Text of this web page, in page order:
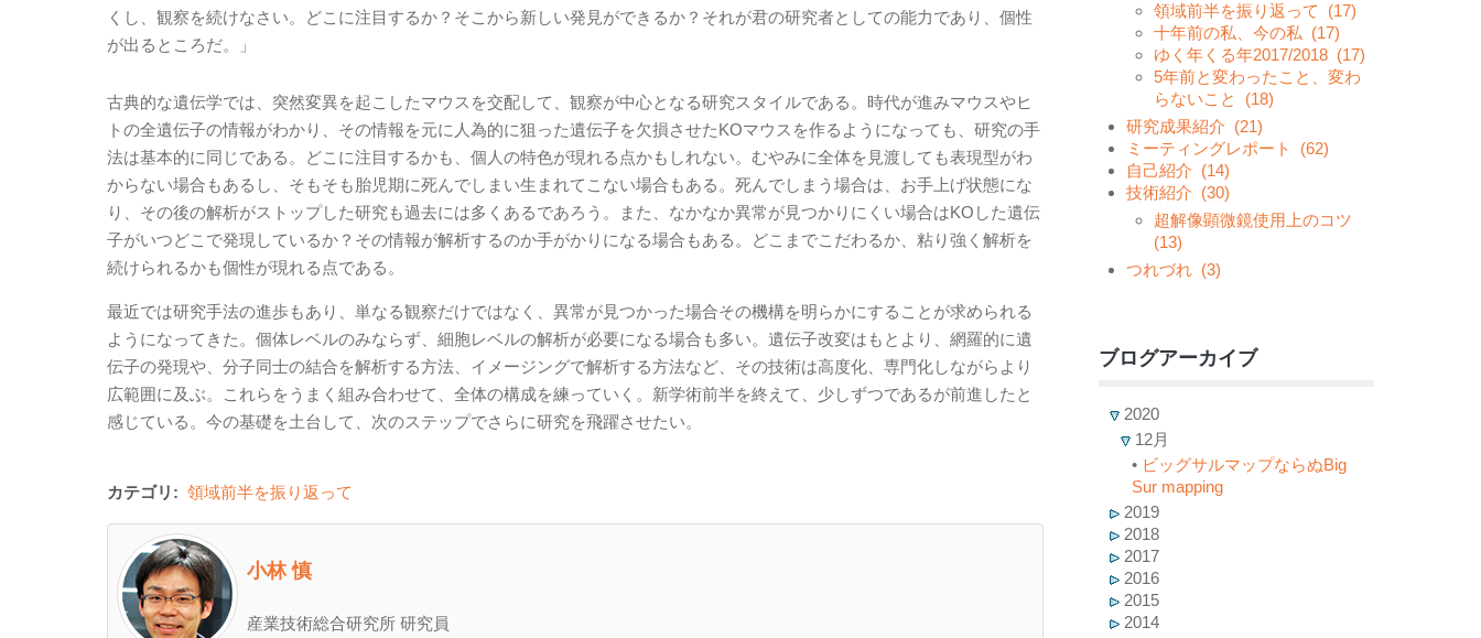
くし、観察を続けなさい。どこに注目するか？そこから新しい発見ができるか？それが君の研究者としての能力であり、個性
が出るところだ。」
古典的な遺伝学では、突然変異を起こしたマウスを交配して、観察が中心となる研究スタイルである。時代が進みマウスやヒ
トの全遺伝子の情報がわかり、その情報を元に人為的に狙った遺伝子を欠損させたKOマウスを作るようになっても、研究の手
法は基本的に同じである。どこに注目するかも、個人の特色が現れる点かもしれない。むやみに全体を見渡しても表現型がわ
からない場合もあるし、そもそも胎児期に死んでしまい生まれてこない場合もある。死んでしまう場合は、お手上げ状態にな
り、その後の解析がストップした研究も過去には多くあるであろう。また、なかなか異常が見つかりにくい場合はKOした遺伝
子がいつどこで発現しているか？その情報が解析するのか手がかりになる場合もある。どこまでこだわるか、粘り強く解析を
続けられるかも個性が現れる点である。
最近では研究手法の進歩もあり、単なる観察だけではなく、異常が見つかった場合その機構を明らかにすることが求められる
ようになってきた。個体レベルのみならず、細胞レベルの解析が必要になる場合も多い。遺伝子改変はもとより、網羅的に遺
伝子の発現や、分子同士の結合を解析する方法、イメージングで解析する方法など、その技術は高度化、専門化しながらより
広範囲に及ぶ。これらをうまく組み合わせて、全体の構成を練っていく。新学術前半を終えて、少しずつであるが前進したと
感じている。今の基礎を土台して、次のステップでさらに研究を飛躍させたい。
カテゴリ: 領域前半を振り返って
小林 慎
産業技術総合研究所 研究員
領域前半を振り返って
(17)
十年前の私、今の私 (17)
ゆく年くる年2017/2018 (17)
5年前と変わったこと、変わ
らないこと
(18)
研究成果紹介 (21)
ミーティングレポート
(62)
自己紹介 (14)
技術紹介 (30)
超解像顕微鏡使用上のコツ
(13)
つれづれ (3)
ブログアーカイブ
2020
12月
• ビッグサルマップならぬBig
Sur mapping
2019
2018
2017
2016
2015
2014